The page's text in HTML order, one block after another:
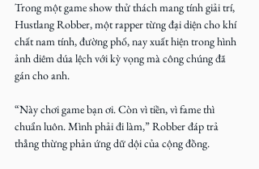
Trong một game show thử thách mang tính giải trí,
Hustlang Robber, một rapper từng đại diện cho khí
chất nam tính, đường phố, nay xuất hiện trong hình
ảnh diêm dúa lệch với kỳ vọng mà công chúng đã
gán cho anh.
“Này chơi game bạn ơi. Còn vì tiền, vì fame thì
chuẩn luôn. Mình phải đi làm,” Robber đáp trả
thẳng thừng phản ứng dữ dội của cộng đồng.